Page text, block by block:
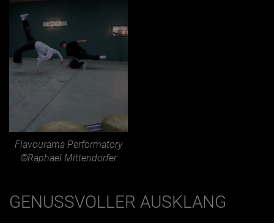
Flavourama Performatory
©Raphael Mittendorfer
GENUSSVOLLER AUSKLANG